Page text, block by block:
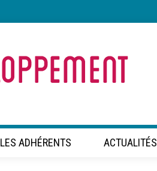
LES ADHÉRENTS ACTUALITÉS